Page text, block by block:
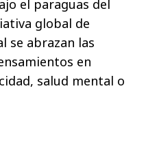
el paraguas del
global de
se abrazan las
en
salud mental o